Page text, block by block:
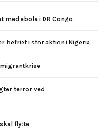
med ebola i DR Congo
befriet i stor aktion i Nigeria
migrantkrise
terror ved
flytte